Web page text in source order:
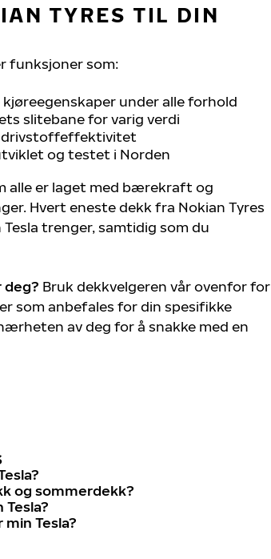
TYRES TIL DIN
funksjoner som:
under alle forhold
slitebane for varig verdi
drivstoffeffektivitet
og testet i Norden
alle er laget med bærekraft og
Hvert eneste dekk fra Nokian Tyres
trenger, samtidig som du
deg? Bruk dekkvelgeren vår ovenfor for
som anbefales for din spesifikke
av deg for å snakke med en
og sommerdekk?
Tesla?